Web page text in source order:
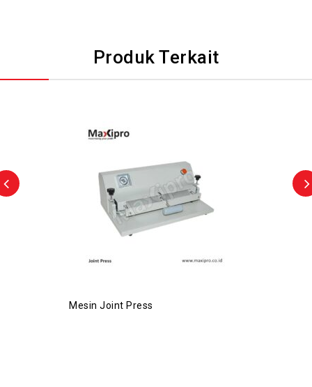
Produk Terkait
Mesin Joint Press